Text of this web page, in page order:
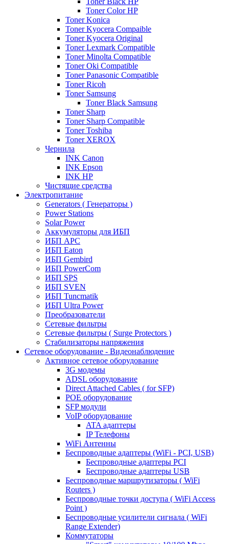
Toner Color HP
Toner Konica
Toner Kyocera Compaible
Toner Kyocera Original
Toner Lexmark Compatible
Toner Minolta Compatible
Toner Oki Compatible
Toner Panasonic Compatible
Toner Ricoh
Toner Samsung
Toner Black Samsung
Toner Sharp
Toner Sharp Compatible
Toner Toshiba
Toner XEROX
Чернила
INK Canon
INK Epson
INK HP
Чистящие средства
Электропитание
Generators ( Генераторы )
Power Stations
Solar Power
Аккумуляторы для ИБП
ИБП APC
ИБП Eaton
ИБП Gembird
ИБП PowerCom
ИБП SPS
ИБП SVEN
ИБП Tuncmatik
ИБП Ultra Power
Преобразователи
Сетевые фильтры
Сетевые фильтры ( Surge Protectors )
Стабилизаторы напряжения
Сетевое оборудование - Видеонаблюдение
Активное сетевое оборудование
3G модемы
ADSL оборудование
Direct Attached Cables ( for SFP)
POE оборудование
SFP модули
VoIP оборудование
ATA адаптеры
IP Телефоны
WiFi Антенны
Беспроводные адаптеры (WiFi - PCI, USB)
Беспроводные адаптеры PCI
Беспроводные адаптеры USB
Беспроводные маршрутизаторы ( WiFi
Routers )
Беспроводные точки доступа ( WiFi Access
Point )
Беспроводные усилители сигнала ( WiFi
Range Extender)
Коммутаторы